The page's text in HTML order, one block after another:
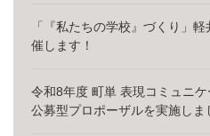
「『私たちの学校』づくり」
催します！
令和8年度 町単 表現コミュニ
公募型プロポーザルを実施しま